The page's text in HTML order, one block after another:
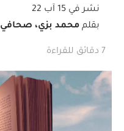
نشر في 15 آب 22
بقلم محمد بزي، صحافي
7 دقائق للقراءة